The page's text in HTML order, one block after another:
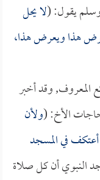
وسلم يقول: (لا يحل
هذا ويعرض هذا،
المعروف, وقد أخبر
الأخ: (ولأن
في المسجد
النبوي أن كل صلاة